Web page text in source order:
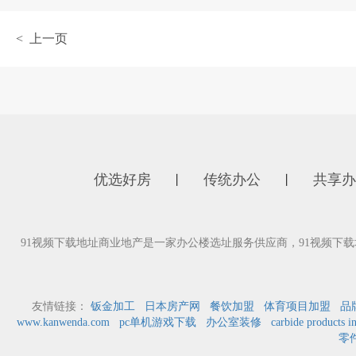
< 上一页
优选好房 传统办公 共享
91视频下载地址商业地产是一家办公楼选址服务供应商，91视频下
友情链接： 钣金加工 日本房产网 餐饮加盟 体育项目加盟
品
www.kanwenda.com
pc单机游戏下载 办公室装修
carbide products
零